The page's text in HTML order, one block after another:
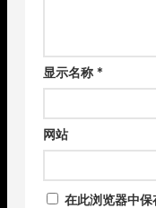
显示名称 *
网站
在此浏览器中